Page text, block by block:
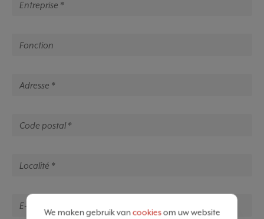
We maken gebruik vancookiesom uw website